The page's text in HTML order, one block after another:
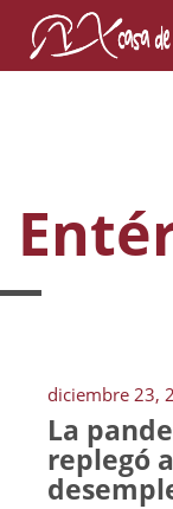
diciembre 23,
La
replegó